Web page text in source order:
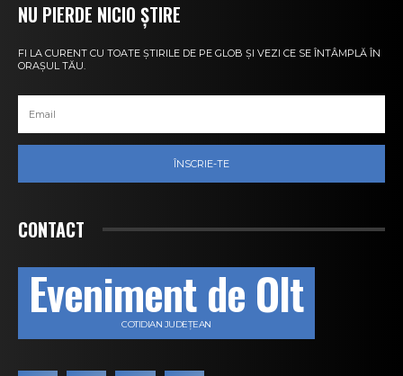
NU PIERDE NICIO ȘTIRE
FI LA CURENT CU TOATE ȘTIRILE DE PE GLOB ȘI VEZI CE SE ÎNTÂMPLĂ ÎN
ORAȘUL TĂU.
ÎNSCRIE-TE
CONTACT
Eveniment de Olt
COTIDIAN JUDEȚEAN